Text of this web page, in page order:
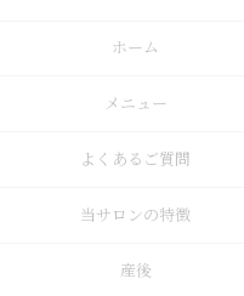
ホーム
メニュー
よくあるご質問
当サロンの特徴
産後